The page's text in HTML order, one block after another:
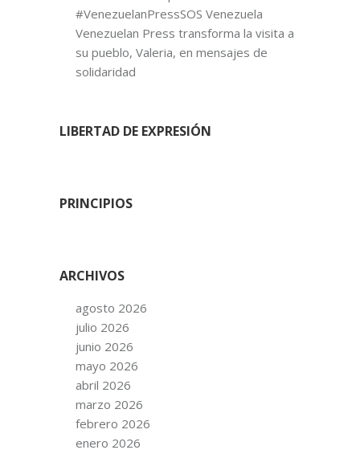
#VenezuelanPressSOS Venezuela
Venezuelan Press transforma la visita a
su pueblo, Valeria, en mensajes de
solidaridad
LIBERTAD DE EXPRESIÓN
PRINCIPIOS
ARCHIVOS
agosto 2026
julio 2026
junio 2026
mayo 2026
abril 2026
marzo 2026
febrero 2026
enero 2026